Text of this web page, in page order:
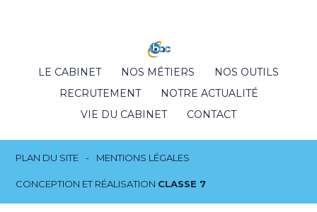
Footer
LE CABINET NOS MÉTIERS
NOS OUTILS
RECRUTEMENT
NOTRE ACTUALITÉ
VIE DU CABINET
CONTACT
Footer
PLAN DU SITE MENTIONS LÉGALES
CONCEPTION ET RÉALISATION CLASSE 7